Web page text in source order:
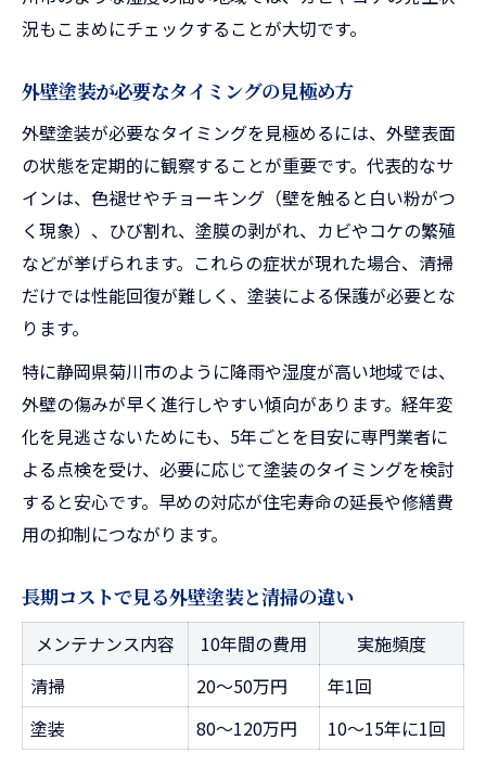
況もこまめにチェックすることが大切です。
外壁塗装が必要なタイミングの見極め方
外壁塗装が必要なタイミングを見極めるには、外壁表面
の状態を定期的に観察することが重要です。代表的なサ
インは、色褪せやチョーキング（壁を触ると白い粉がつ
く現象）、ひび割れ、塗膜の剥がれ、カビやコケの繁殖
などが挙げられます。これらの症状が現れた場合、清掃
だけでは性能回復が難しく、塗装による保護が必要とな
ります。
特に静岡県菊川市のように降雨や湿度が高い地域では、
外壁の傷みが早く進行しやすい傾向があります。経年変
化を見逃さないためにも、5年ごとを目安に専門業者に
よる点検を受け、必要に応じて塗装のタイミングを検討
すると安心です。早めの対応が住宅寿命の延長や修繕費
用の抑制につながります。
長期コストで見る外壁塗装と清掃の違い
メンテナンス内容 10年間の費用
実施頻度
清掃
20〜50万円
年1回
塗装
80〜120万円 10〜15年に1回